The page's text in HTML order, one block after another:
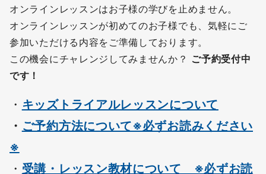
オンラインレッスンはお子様の学びを止めません。
オンラインレッスンが初めてのお子様でも、気軽にご
参加いただける内容をご準備しております。
この機会にチャレンジしてみませんか？ ご予約受付中
です！
・ キッズトライアルレッスンについて
・ ご予約方法について※必ずお読みください
※
・ 受講・レッスン教材について ※必ずお読